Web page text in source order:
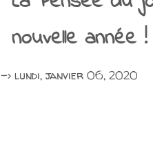
nouvelle année
-> lundi, janvier 06, 2020